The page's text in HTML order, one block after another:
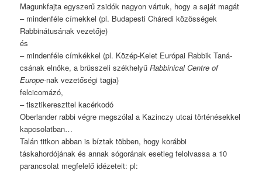
Magunkfajta egyszerű zsidók nagyon vártuk, hogy a saját magát
– mindenféle címekkel (pl. Budapesti Cháredi közösségek
Rabbinátusának vezetője)
és
– mindenféle címkékkel (pl. Közép-Kelet Európai Rabbik Ta­ná­
csá­nak elnöke, a brüsszeli székhelyűRabbinical Centre of
Europe-nak vezetőségi tagja)
felcicomázó,
– tisztikereszttel kacérkodó
Oberlander rabbi végre megszólal a Kazinczy utcai történésekkel
kapcsolatban…
Talán titkon abban is bíztak többen, hogy korábbi
táskahordójának és annak sógorának esetleg felolvassa a 10
parancsolat megfelelő idézeteit: pl: